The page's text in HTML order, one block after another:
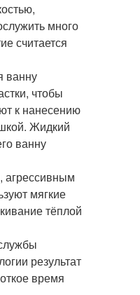
много
считается
ванну
чтобы
к нанесению
Жидкий
ванну
агрессивным
мягкие
тёплой
результат
время